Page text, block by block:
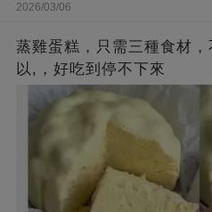
2026/03/06
蒸雞蛋糕，只需三種食材
以,，好吃到停不下來